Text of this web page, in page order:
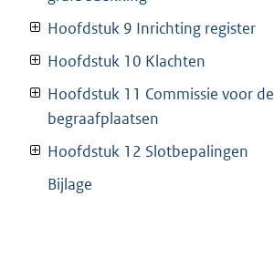
Hoofdstuk 9 Inrichting register
Hoofdstuk 10 Klachten
Hoofdstuk 11 Commissie voor de
begraafplaatsen
Hoofdstuk 12 Slotbepalingen
Bijlage